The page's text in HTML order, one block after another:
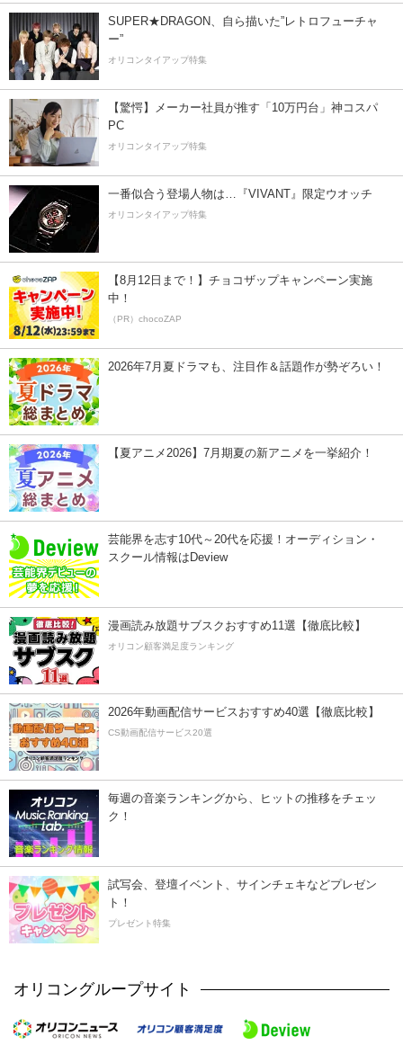
SUPER★DRAGON、自ら描いた”レトロフューチャ
ー”
オリコンタイアップ特集
【驚愕】メーカー社員が推す「10万円台」神コスパ
PC
オリコンタイアップ特集
一番似合う登場人物は…『VIVANT』限定ウオッチ
オリコンタイアップ特集
【8月12日まで！】チョコザップキャンペーン実施
中！
（PR）chocoZAP
2026年7月夏ドラマも、注目作＆話題作が勢ぞろい！
【夏アニメ2026】7月期夏の新アニメを一挙紹介！
芸能界を志す10代～20代を応援！オーディション・
スクール情報はDeview
漫画読み放題サブスクおすすめ11選【徹底比較】
オリコン顧客満足度ランキング
2026年動画配信サービスおすすめ40選【徹底比較】
CS動画配信サービス20選
毎週の音楽ランキングから、ヒットの推移をチェッ
ク！
試写会、登壇イベント、サインチェキなどプレゼン
ト！
プレゼント特集
オリコングループサイト